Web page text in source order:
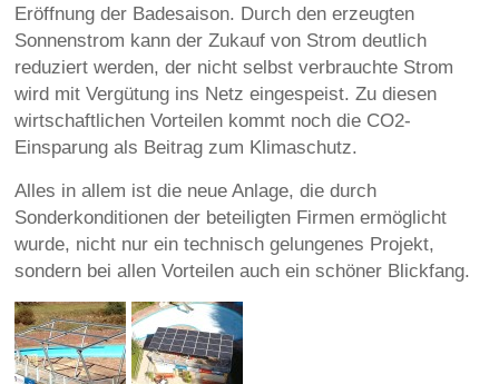
Eröffnung der Badesaison. Durch den erzeugten
Sonnenstrom kann der Zukauf von Strom deutlich
reduziert werden, der nicht selbst verbrauchte Strom
wird mit Vergütung ins Netz eingespeist. Zu diesen
wirtschaftlichen Vorteilen kommt noch die CO2-
Einsparung als Beitrag zum Klimaschutz.
Alles in allem ist die neue Anlage, die durch
Sonderkonditionen der beteiligten Firmen ermöglicht
wurde, nicht nur ein technisch gelungenes Projekt,
sondern bei allen Vorteilen auch ein schöner Blickfang.